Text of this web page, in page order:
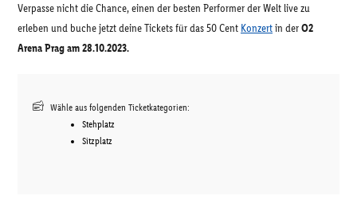
Verpasse nicht die Chance, einen der besten Performer der Welt live zu
erleben und buche jetzt deine Tickets für das 50 Cent Konzertin derO2
Arena Prag am 28.10.2023.
Wähle aus folgenden Ticketkategorien:
Stehplatz
Sitzplatz